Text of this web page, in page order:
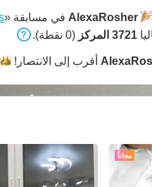
AlexaRosher في مسابقة «
3721 المركز (0 نقطة).
أقرب إلى الانتصار!
مجاناً